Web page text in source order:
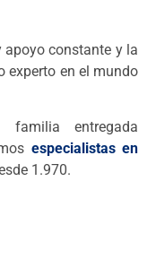
apoyo constante y la
experto en el mundo
entregada
especialistas en
1.970.